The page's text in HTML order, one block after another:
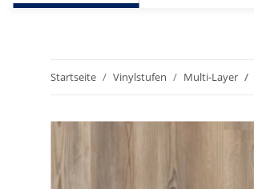
Startseite Vinylstufen Multi-Layer